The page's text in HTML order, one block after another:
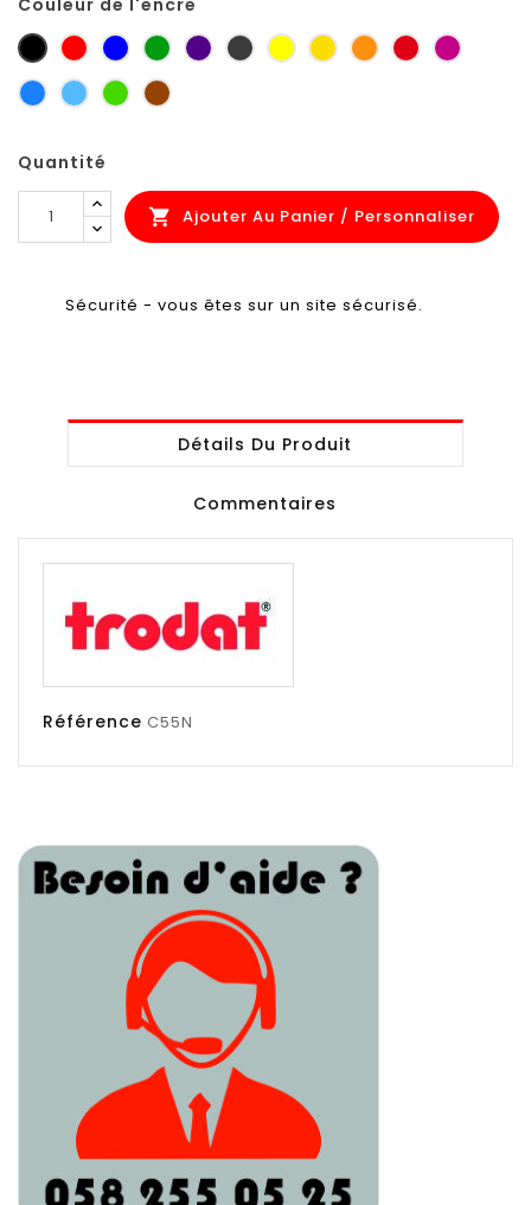
noir rougebleuvert violetgris
petit-
jaune
zinc
jaune
sécurité
orange
foncé
rouge
carmin
Pourpre
bleu
ciel
bleu
clair
vert
jaune
brun
Quantité
 Ajouter Au Panier / Personnaliser
Sécurité - vous êtes sur un site sécurisé.
Détails Du Produit
Commentaires
Référence C55N